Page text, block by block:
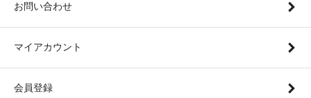
お問い合わせ
マイアカウント
会員登録